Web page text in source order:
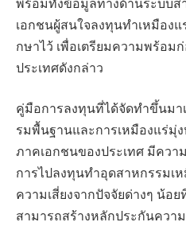
เอกชนผู้สนใจลงทุนทำเหมือง
กษาไว้ เพื่อเตรียมความพร้อม
ประเทศดังกล่าว
คู่มือการลงทุนที่ได้จัดทำขึ้นมา
รมพื้นฐานและการเหมืองแร่มุ่
ภาคเอกชนของประเทศ มีคว
การไปลงทุนทำอุดสาหกรรมเ
ความเสี่ยงจากปัจจัยด่างๆ น้อ
สามารถสร้างหลักประกันควา